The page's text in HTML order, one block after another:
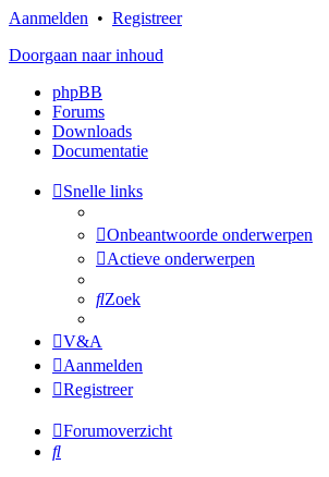
Aanmelden • Registreer
Doorgaan naar inhoud
phpBB
Forums
Downloads
Documentatie
Snelle links
Onbeantwoorde onderwerpen
Actieve onderwerpen
Zoek
V&A
Aanmelden
Registreer
Forumoverzicht
Zoek